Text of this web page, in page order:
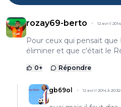
rozay69-berto 12 avril
Pour ceux qui pensait
éliminer et que c'était le
0+ Répondre
gb69ol 12 avril 2014 à 20:32